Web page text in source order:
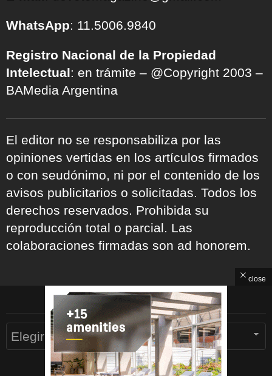
WhatsApp: 11.5006.9840
Registro Nacional de la Propiedad
Intelectual: en trámite – @Copyright 2003 –
BAMedia Argentina
El editor no se responsabiliza por las
opiniones vertidas en los artículos firmados
o con seudónimo, ni por el contenido de los
avisos publicitarios o solicitadas. Todos los
derechos reservados. Prohibida su
reproducción total o parcial. Las
colaboraciones firmadas son ad honorem.
ARCHIVOS
Archivos
close